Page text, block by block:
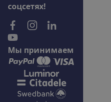
соцсетях!
Мы принимаем